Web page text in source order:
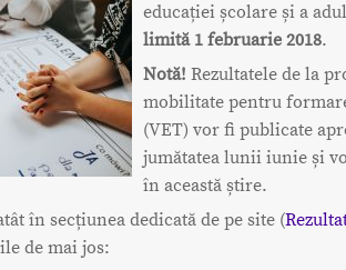
educației școlare și a
limită 1 februarie 2018.
Notă! Rezultatele de la
mobilitate pentru
(VET) vor fi publicate
jumătatea lunii iunie și
în această știre.
în secțiunea dedicată de pe site (
de mai jos: